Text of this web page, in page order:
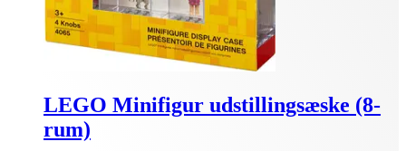
LEGO Minifigur udstillingsæske (8-
rum)